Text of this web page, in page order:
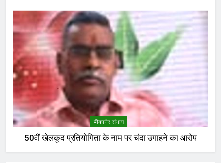
बीकानेर संभाग
50वीं खेलकूद प्रतियोगिता के नाम पर चंदा उगाहने का आरोप